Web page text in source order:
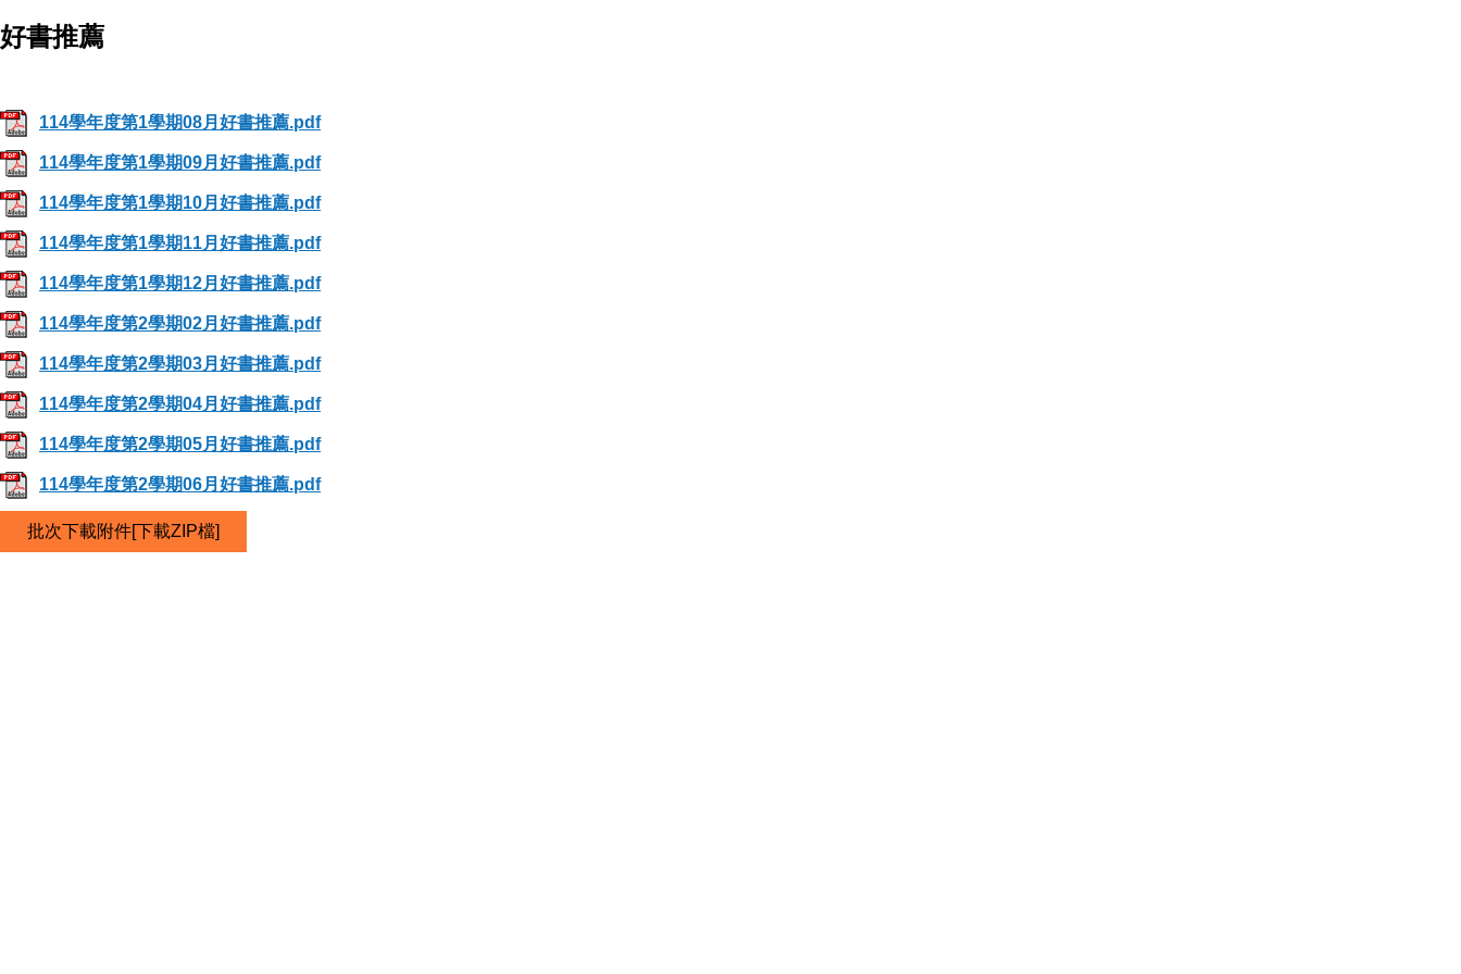
好書推薦
114學年度第1學期08月好書推薦.pdf
114學年度第1學期09月好書推薦.pdf
114學年度第1學期10月好書推薦.pdf
114學年度第1學期11月好書推薦.pdf
114學年度第1學期12月好書推薦.pdf
114學年度第2學期02月好書推薦.pdf
114學年度第2學期03月好書推薦.pdf
114學年度第2學期04月好書推薦.pdf
114學年度第2學期05月好書推薦.pdf
114學年度第2學期06月好書推薦.pdf
批次下載附件[下載ZIP檔]